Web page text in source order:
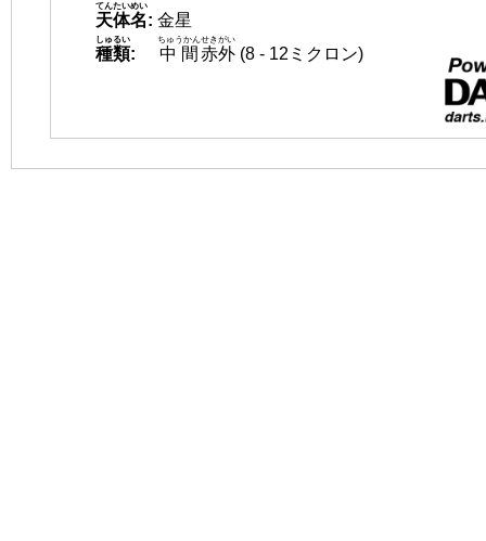
天体名
てんたいめい
: 金星
種類
しゅるい
: 中間
ちゅうかん
赤外
せきがい
(8 - 12ミクロン)